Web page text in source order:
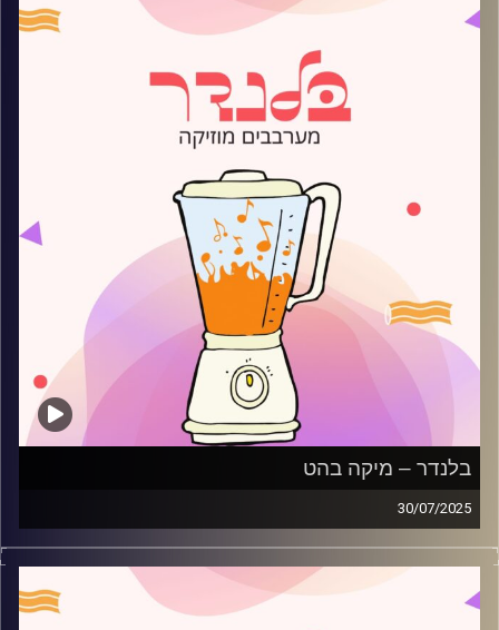
קרדיט תמונות:
AudioVersity
בלנדר – מיקה בהט
30/07/2025
מוזיקה רגועה לפתוח איתה את הבוקר בהגשת מיקה בהט
קרדיט תמונות:
AudioVersity